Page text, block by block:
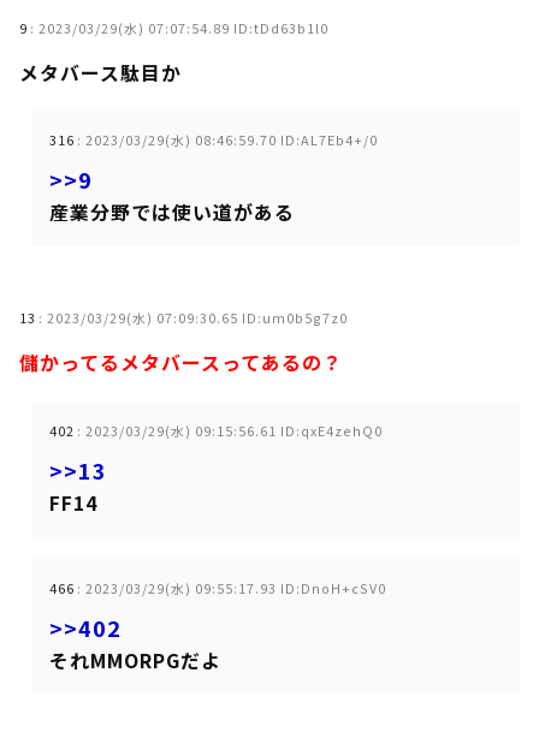
9 : 2023/03/29(水) 07:07:54.89 ID:tDd63b1l0
メタバース駄目か
316 : 2023/03/29(水) 08:46:59.70 ID:AL7Eb4+/0
>>9
産業分野では使い道がある
13 : 2023/03/29(水) 07:09:30.65 ID:um0b5g7z0
儲かってるメタバースってあるの？
402 : 2023/03/29(水) 09:15:56.61 ID:qxE4zehQ0
>>13
FF14
466 : 2023/03/29(水) 09:55:17.93 ID:DnoH+cSV0
>>402
それMMORPGだよ